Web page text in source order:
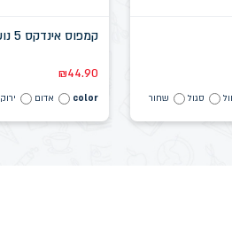
סגול שחור
קמפוס אינדקס 5 נושאים PP A4 משבצת
₪44.90
color אדום ירוק